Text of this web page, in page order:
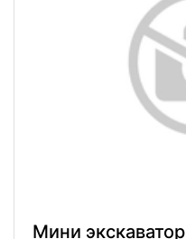
Мини экскаватор